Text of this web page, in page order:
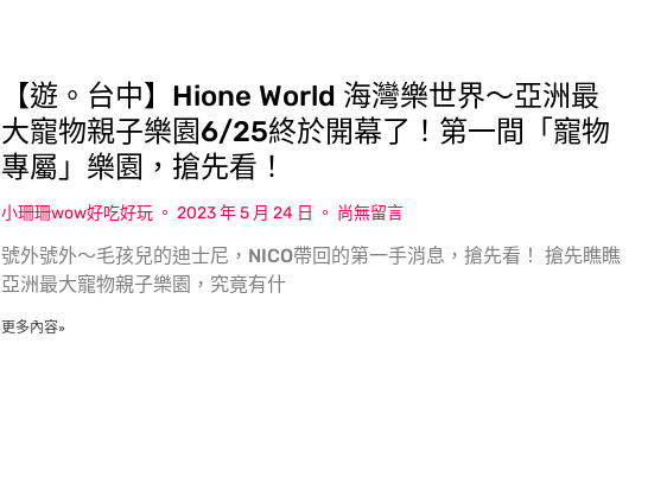
【遊。台中】Hione World 海灣樂世界〜亞洲最
大寵物親子樂園6/25終於開幕了！第一間「寵物
專屬」樂園，搶先看！
小珊珊wow好吃好玩 2023 年 5 月 24 日 尚無留言
號外號外〜毛孩兒的迪士尼，NICO帶回的第一手消息，搶先看！ 搶先瞧瞧
亞洲最大寵物親子樂園，究竟有什
更多內容»